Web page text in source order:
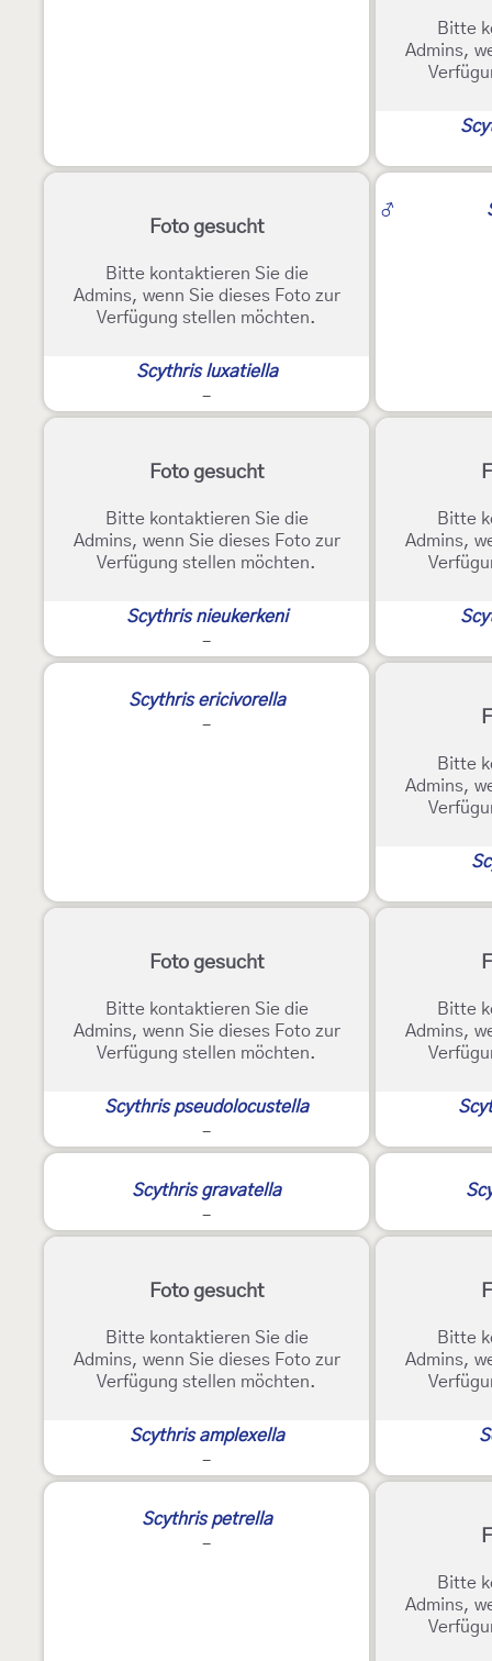
Bitte
Admins,
Foto gesucht
Bitte kontaktieren Sie die
Admins, wenn Sie dieses Foto zur
Verfügung stellen möchten.
Scythris luxatiella
-
♂
Foto gesucht
Bitte kontaktieren Sie die
Admins, wenn Sie dieses Foto zur
Verfügung stellen möchten.
Scythris nieukerkeni
-
Bitte
Admins,
Scythris ericivorella
-
Bitte
Admins,
Foto gesucht
Bitte kontaktieren Sie die
Admins, wenn Sie dieses Foto zur
Verfügung stellen möchten.
Scythris pseudolocustella
-
Bitte
Admins,
Scythris gravatella
-
Foto gesucht
Bitte kontaktieren Sie die
Admins, wenn Sie dieses Foto zur
Verfügung stellen möchten.
Scythris amplexella
-
Bitte
Admins,
Scythris petrella
-
Bitte
Admins,